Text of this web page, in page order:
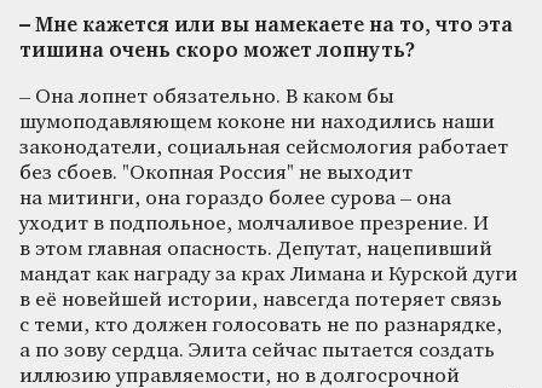
– Мне кажется или вы намекаете на то, что эта
тишина очень скоро может лопнуть?
– Она лопнет обязательно. В каком бы
шумоподавляющем коконе ни находились наши
законодатели, социальная сейсмология работает
без сбоев. "Окопная Россия" не выходит
на митинги, она гораздо более сурова – она
уходит в подпольное, молчаливое презрение. И
в этом главная опасность. Депутат, нацепивший
мандат как награду за крах Лимана и Курской дуги
в её новейшей истории, навсегда потеряет связь
с теми, кто должен голосовать не по разнарядке,
а по зову сердца. Элита сейчас пытается создать
иллюзию управляемости, но в долгосрочной